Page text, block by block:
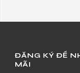
ĐĂNG KÝ ĐỂ
MÃI